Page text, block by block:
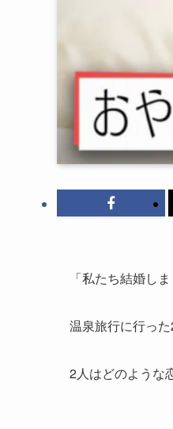
「私たち結婚し
温泉旅行に行っ
2人はどのような